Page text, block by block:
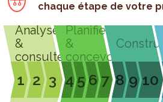
chaque étape de votre
Analyser
&
consulter
1 2 3
Planifier
&
concevoir
4 567 8 9 10